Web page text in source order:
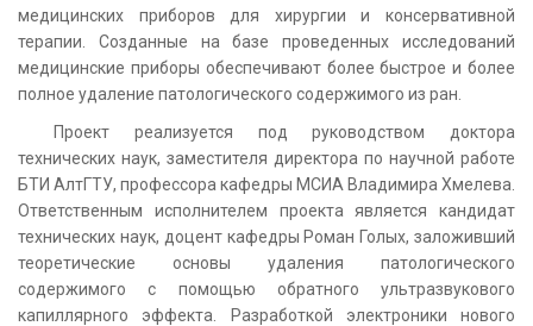
медицинских приборов для хирургии и консервативной
терапии. Созданные на базе проведенных исследований
медицинские приборы обеспечивают более быстрое и более
полное удаление патологического содержимого из ран.
Проект реализуется под руководством доктора
технических наук, заместителя директора по научной работе
БТИ АлтГТУ, профессора кафедры МСИА Владимира Хмелева.
Ответственным исполнителем проекта является кандидат
технических наук, доцент кафедры Роман Голых, заложивший
теоретические основы удаления патологического
содержимого с помощью обратного ультразвукового
капиллярного эффекта. Разработкой электроники нового